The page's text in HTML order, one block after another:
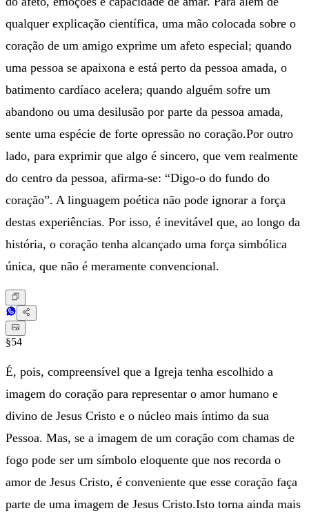
qualquer explicação científica, uma mão colocada sobre o
coração de um amigo exprime um afeto especial; quando
uma pessoa se apaixona e está perto da pessoa amada, o
batimento cardíaco acelera; quando alguém sofre um
abandono ou uma desilusão por parte da pessoa amada,
sente uma espécie de forte opressão no coração.Por outro
lado, para exprimir que algo é sincero, que vem realmente
do centro da pessoa, afirma-se: “Digo-o do fundo do
coração”. A linguagem poética não pode ignorar a força
destas experiências. Por isso, é inevitável que, ao longo da
história, o coração tenha alcançado uma força simbólica
única, que não é meramente convencional.
§54
É, pois, compreensível que a Igreja tenha escolhido a
imagem do coração para representar o amor humano e
divino de Jesus Cristo e o núcleo mais íntimo da sua
Pessoa. Mas, se a imagem de um coração com chamas de
fogo pode ser um símbolo eloquente que nos recorda o
amor de Jesus Cristo, é conveniente que esse coração faça
parte de uma imagem de Jesus Cristo.Isto torna ainda mais